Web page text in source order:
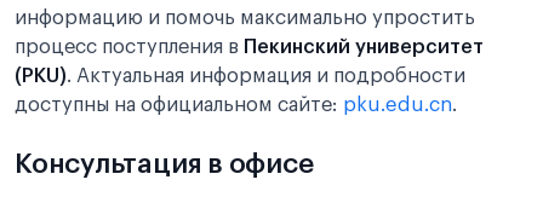
информацию и помочь максимально упростить
процесс поступления в Пекинский университет
(PKU). Актуальная информация и подробности
доступны на официальном сайте: pku.edu.cn.
Консультация в офисе